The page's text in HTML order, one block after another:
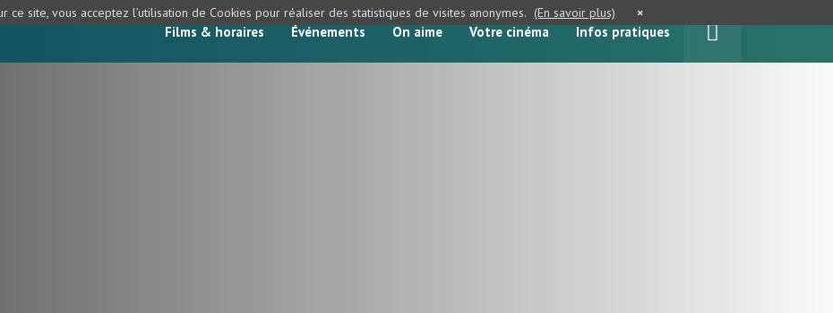
Films & horaires Événements On aime Votre cinéma Infos pratiques
ce site, vous acceptez l’utilisation de Cookies pour réaliser des statistiques de visites anonymes. (En savoir plus) ×